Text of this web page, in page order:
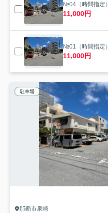
№04（時間指定）
11,000円
№01（時間指定）
11,000円
駐車場
那覇市泉崎